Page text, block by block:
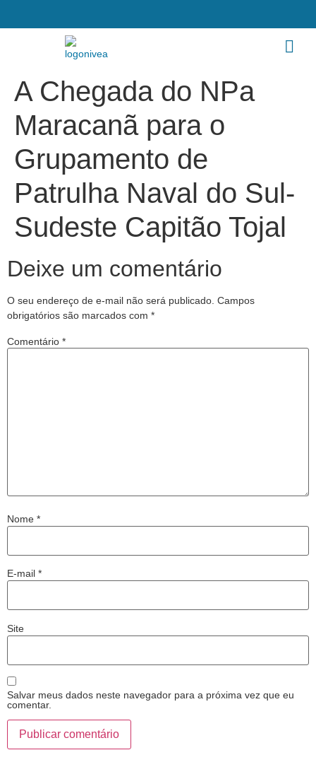
A Chegada do NPa
Maracanã para o
Grupamento de
Patrulha Naval do Sul-
Sudeste Capitão Tojal
Deixe um comentário
O seu endereço de e-mail não será publicado. Campos
obrigatórios são marcados com *
Comentário *
Nome *
E-mail *
Site
Salvar meus dados neste navegador para a próxima vez que eu
comentar.